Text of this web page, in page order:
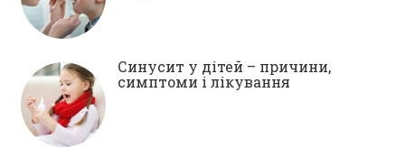
Синусит у дітей – причини,
симптоми і лікування